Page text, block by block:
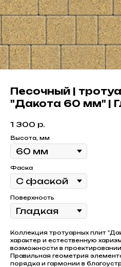
Песочный |
"Дакота 60 мм" |
1 300 р.
Высота, мм
Фаска
Поверхность
Коллекция тротуарных плит
характер и естественную
возможности в
Правильная геометрия
порядка и гармонии в